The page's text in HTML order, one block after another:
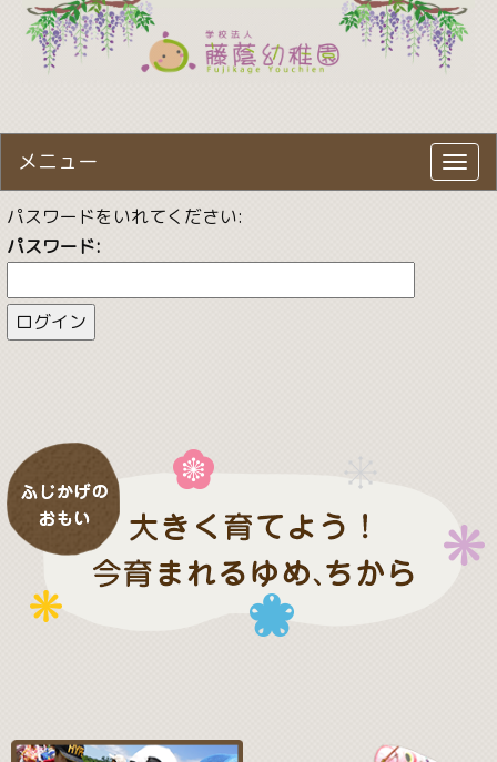
メニュー
パスワードをいれてください:
パスワード: